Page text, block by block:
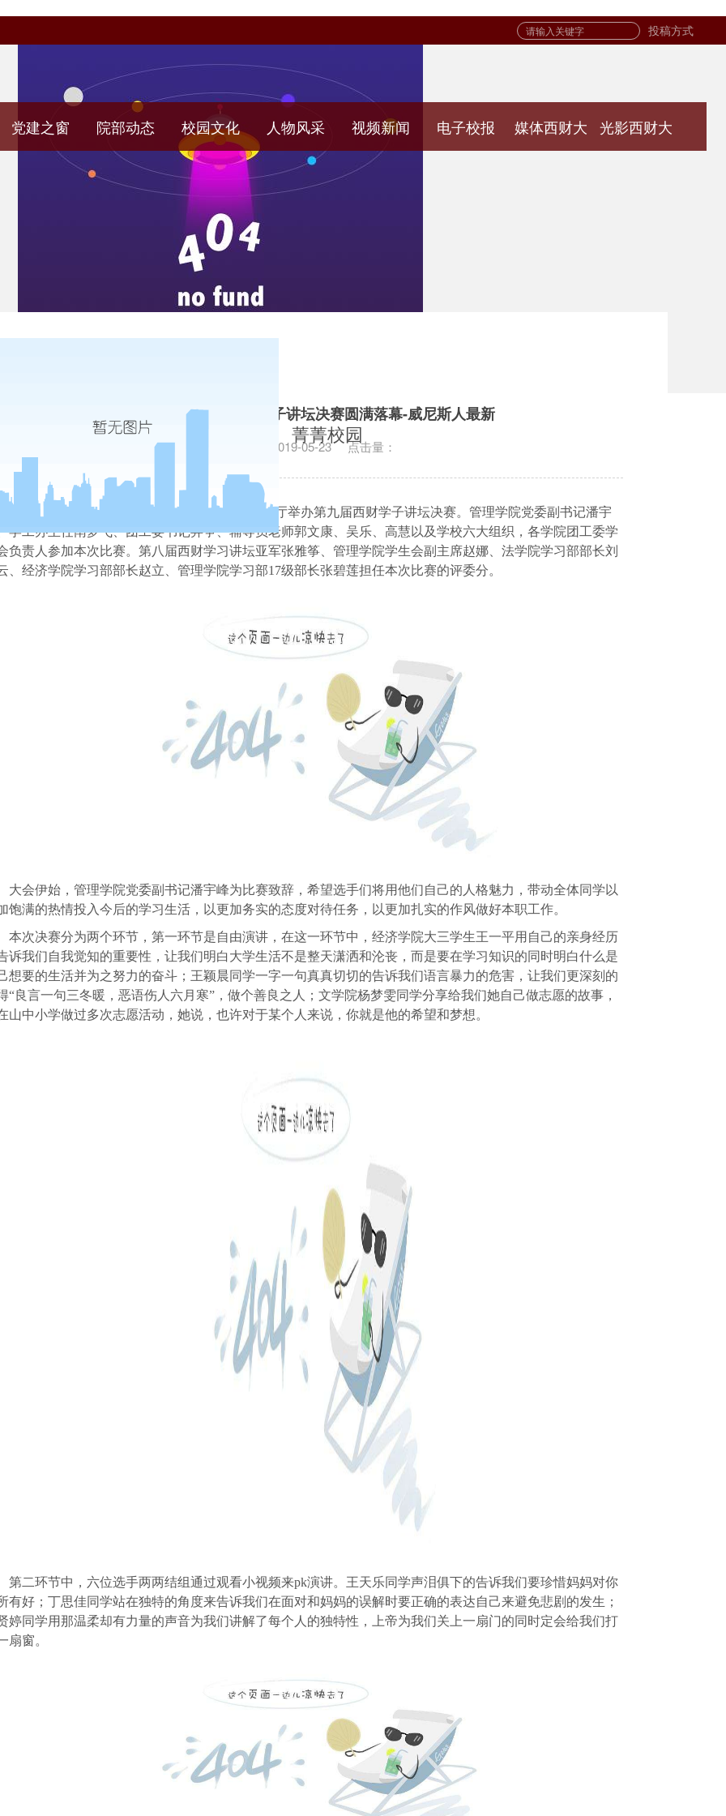
投稿方式
党建之窗 院部动态 校园文化 人物风采 视频新闻 电子校报 媒体西财大 光影西财大
菁菁校园
管理学院第九届西财大学子讲坛决赛圆满落幕-威尼斯人最新
发布日期：2019-05-23 点击量：
日晚上，管理学院在长安校区图书馆报告厅举办第九届西财学子讲坛决赛。管理学院党委副书记潘宇
学工办主任南梦飞、团工委书记羿争、辅导员老师郭文康、吴乐、高慧以及学校六大组织，各学院团工委学
负责人参加本次比赛。第八届西财学习讲坛亚军张雅筝、管理学院学生会副主席赵娜、法学院学习部部长刘
、经济学院学习部部长赵立、管理学院学习部17级部长张碧莲担任本次比赛的评委分。
大会伊始，管理学院党委副书记潘宇峰为比赛致辞，希望选手们将用他们自己的人格魅力，带动全体同学以
饱满的热情投入今后的学习生活，以更加务实的态度对待任务，以更加扎实的作风做好本职工作。
本次决赛分为两个环节，第一环节是自由演讲，在这一环节中，经济学院大三学生王一平用自己的亲身经历
诉我们自我觉知的重要性，让我们明白大学生活不是整天潇洒和沦丧，而是要在学习知识的同时明白什么是
想要的生活并为之努力的奋斗；王颖晨同学一字一句真真切切的告诉我们语言暴力的危害，让我们更深刻的
“良言一句三冬暖，恶语伤人六月寒”，做个善良之人；文学院杨梦雯同学分享给我们她自己做志愿的故事，
山中小学做过多次志愿活动，她说，也许对于某个人来说，你就是他的希望和梦想。
第二环节中，六位选手两两结组通过观看小视频来pk演讲。王天乐同学声泪俱下的告诉我们要珍惜妈妈对你
有好；丁思佳同学站在独特的角度来告诉我们在面对和妈妈的误解时要正确的表达自己来避免悲剧的发生；
婷同学用那温柔却有力量的声音为我们讲解了每个人的独特性，上帝为我们关上一扇门的同时定会给我们打
扇窗。